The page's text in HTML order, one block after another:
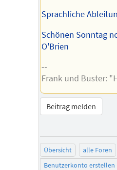
Sprachliche
Schönen Sonntag
O'Brien
--
Frank und Buster:
Beitrag melden
Übersicht alle Foren
Benutzerkonto erstellen